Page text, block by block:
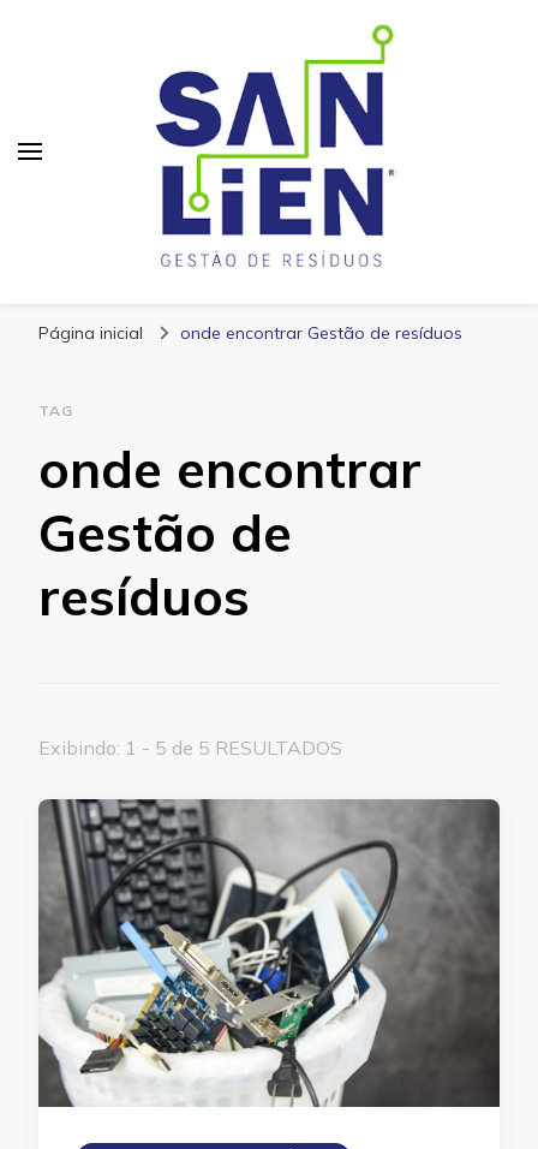
Página inicial onde encontrar Gestão de resíduos
TAG
onde encontrar
Gestão de
resíduos
Exibindo: 1 - 5 de 5 RESULTADOS